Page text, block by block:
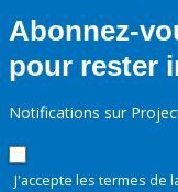
Abonnez-
pour rester
Notifications sur
J'accepte les termes de